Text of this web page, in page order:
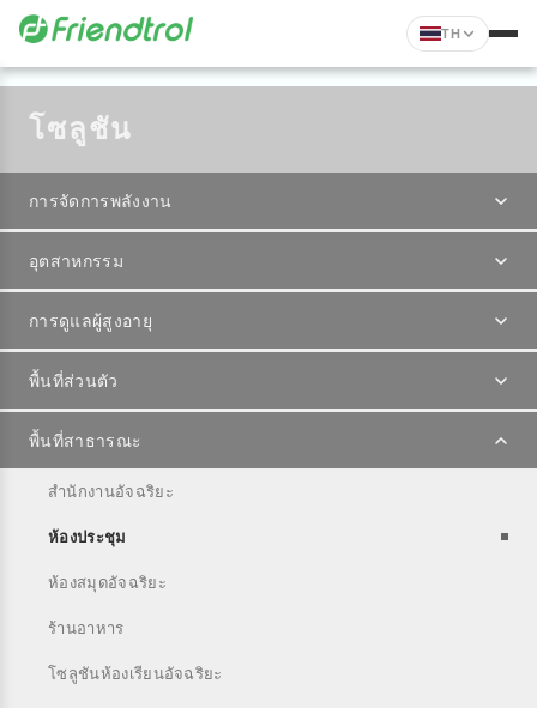
TH
โซลูชัน
การจัดการพลังงาน
อุตสาหกรรม
การดูแลผู้สูงอายุ
พื้นที่ส่วนตัว
พื้นที่สาธารณะ
สำนักงานอัจฉริยะ
ห้องประชุม
ห้องสมุดอัจฉริยะ
ร้านอาหาร
โซลูชันห้องเรียนอัจฉริยะ